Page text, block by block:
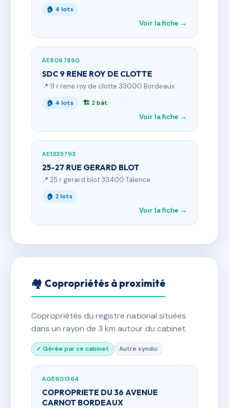
🏠 4 lots
Voir la fiche →
AE8067860
SDC 9 RENE ROY DE CLOTTE
📍 9 r rene roy de clotte 33000 Bordeaux
🏠 4 lots 🏗 2 bât.
Voir la fiche →
AE1335793
25-27 RUE GERARD BLOT
📍 25 r gerard blot 33400 Talence
🏠 2 lots
Voir la fiche →
🏘 Copropriétés à proximité
Copropriétés du registre national situées
dans un rayon de 3 km autour du cabinet.
✓ Gérée par ce cabinet Autre syndic
AG5601364
COPROPRIETE DU 36 AVENUE
CARNOT BORDEAUX